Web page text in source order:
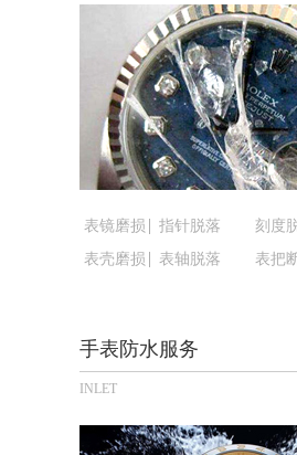
沈阳市
乌鲁木
温州市
哈尔滨
大连市
佛山市
无锡
南通
武汉
合肥
泉州
青岛市
表镜磨损 指针脱落 刻度
表壳磨损
表轴脱落 表把
手表防水服务
INLET